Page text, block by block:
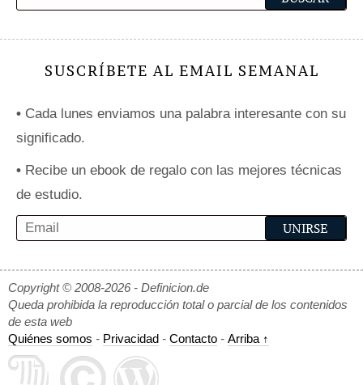
SUSCRÍBETE AL EMAIL SEMANAL
• Cada lunes enviamos una palabra interesante con su
significado.
• Recibe un ebook de regalo con las mejores técnicas
de estudio.
Copyright © 2008-2026 - Definicion.de
Queda prohibida la reproducción total o parcial de los contenidos
de esta web
Quiénes somos - Privacidad - Contacto - Arriba ↑